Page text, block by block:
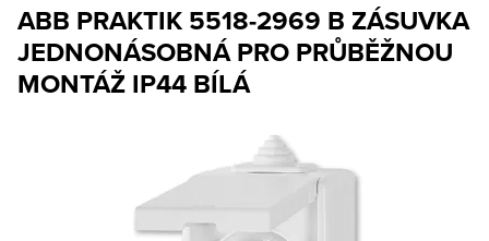
ABB PRAKTIK 5518-2969 B ZÁSUVKA
JEDNONÁSOBNÁ PRO PRŮBĚŽNOU
MONTÁŽ IP44 BÍLÁ